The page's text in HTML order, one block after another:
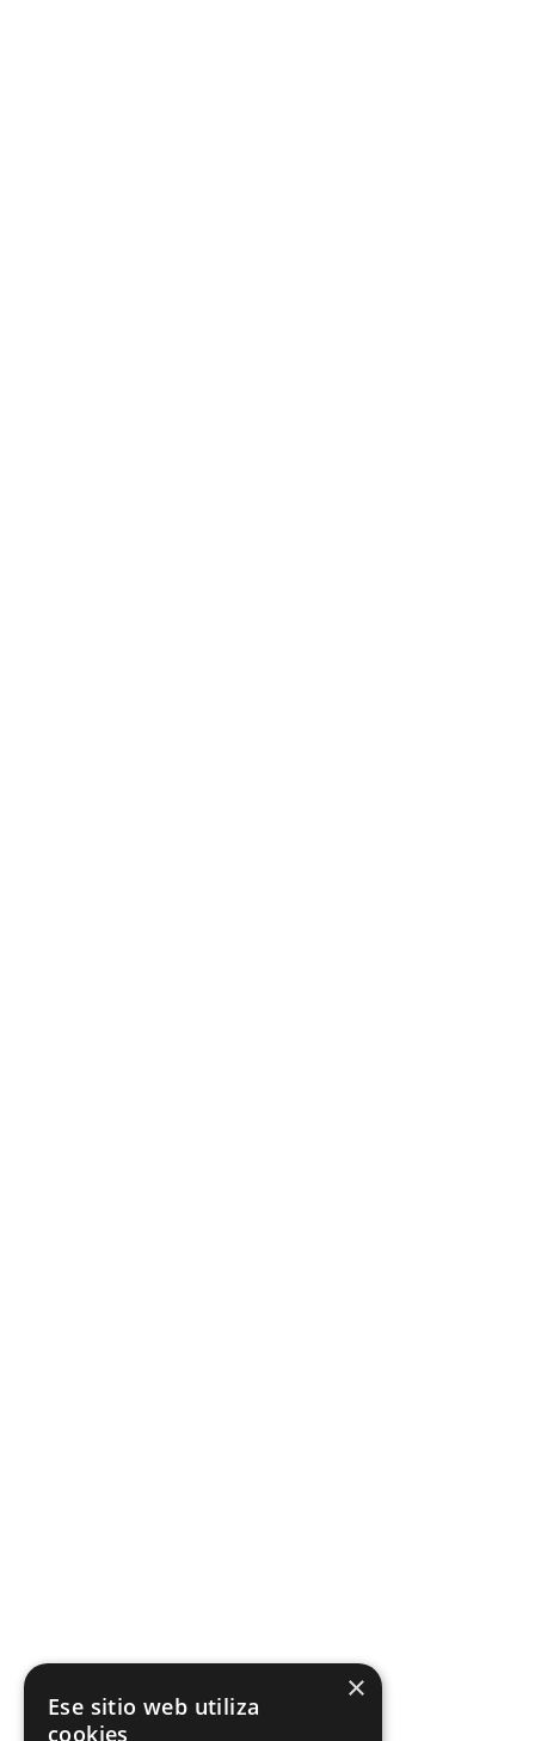
×
Ese sitio web utiliza
cookies